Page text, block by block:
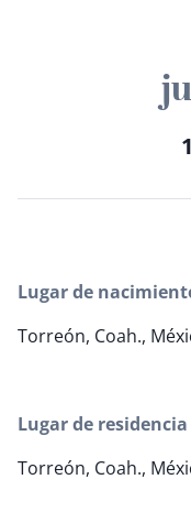
Lugar de
Torreón, Coah.,
Lugar de
Torreón, Coah.,